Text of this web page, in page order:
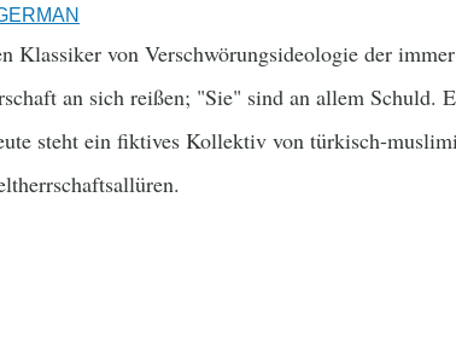
Klassiker von Verschwörungsideologie der
an sich reißen; "Sie" sind an allem Schuld.
steht ein fiktives Kollektiv von türkisch-